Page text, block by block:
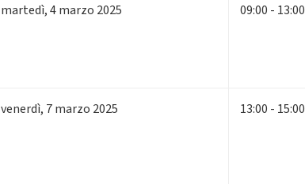
martedì,4marzo 2025 09:00 - 13:00
venerdì, 7marzo 2025 13:00 - 15:00